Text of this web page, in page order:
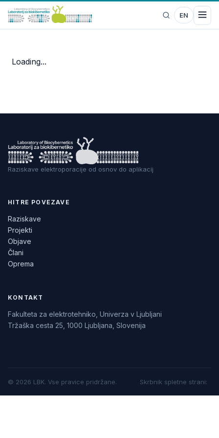
EN
Loading...
Raziskave elektroporacije od osnov do aplikacij
HITRE POVEZAVE
Raziskave
Projekti
Objave
Člani
Oprema
KONTAKT
Fakulteta za elektrotehniko, Univerza v Ljubljani
Tržaška cesta 25, 1000 Ljubljana, Slovenija
© 2026 LBK. Vse pravice pridržane. Skrbnik spletne strani: